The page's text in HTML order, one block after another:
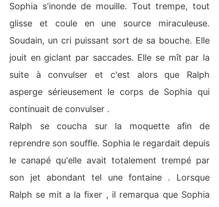
Sophia s'inonde de mouille. Tout trempe, tout
glisse et coule en une source miraculeuse.
Soudain, un cri puissant sort de sa bouche. Elle
jouit en giclant par saccades. Elle se mît par la
suite à convulser et c'est alors que Ralph
asperge sérieusement le corps de Sophia qui
continuait de convulser .
Ralph se coucha sur la moquette afin de
reprendre son souffle. Sophia le regardait depuis
le canapé qu'elle avait totalement trempé par
son jet abondant tel une fontaine . Lorsque
Ralph se mit a la fixer , il remarqua que Sophia